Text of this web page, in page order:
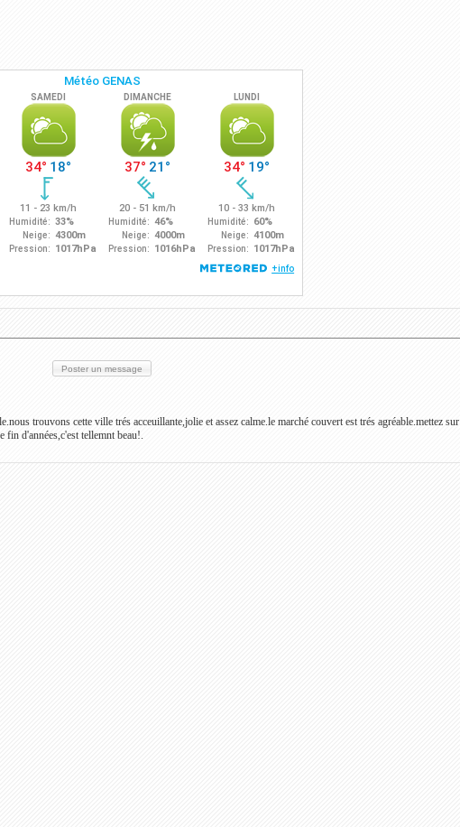
Poster un message
trouvons cette ville trés acceuillante,jolie et assez calme.le marché couvert est trés agréable.mettez sur
d'années,c'est tellemnt beau!.